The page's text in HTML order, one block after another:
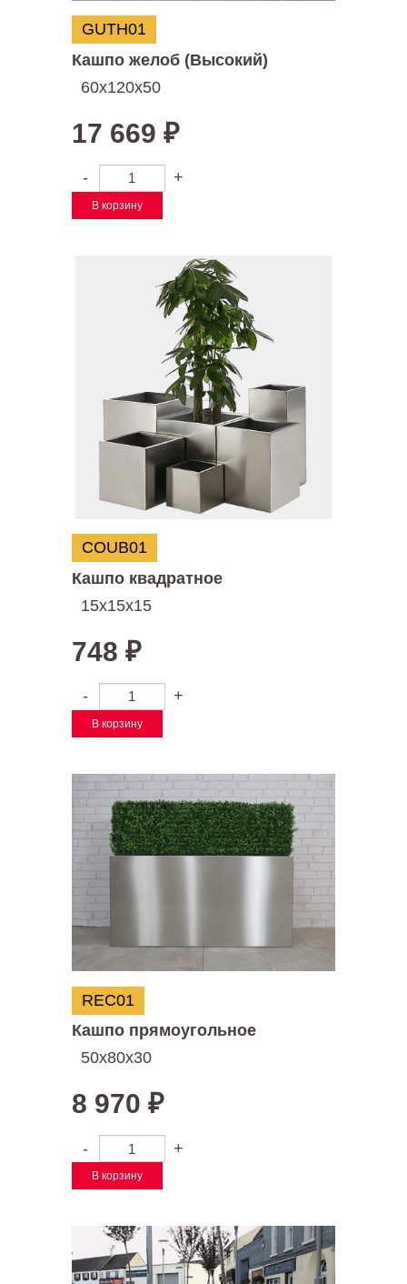
GUTH01
Кашпо желоб (Высокий)
60х120х50
17 669 ₽
- +
В корзину
COUB01
Кашпо квадратное
15х15х15
748 ₽
- +
В корзину
REC01
Кашпо прямоугольное
50х80х30
8 970 ₽
- +
В корзину